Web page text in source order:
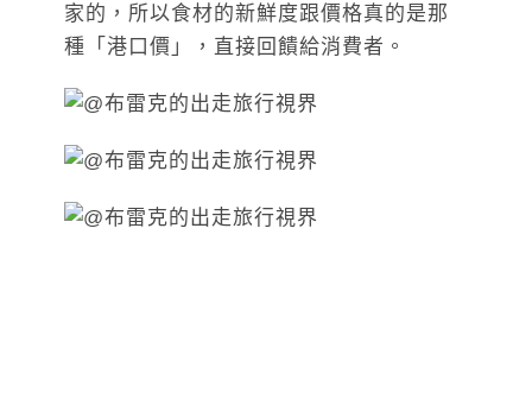
家的，所以食材的新鮮度跟價格真的是那
種「港口價」，直接回饋給消費者。